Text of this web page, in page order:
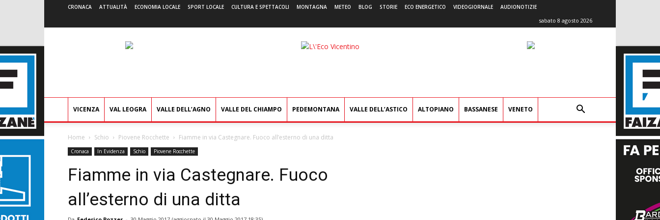
CRONACA ATTUALITÀ ECONOMIA LOCALE SPORT LOCALE CULTURA E SPETTACOLI MONTAGNA METEO BLOG STORIE ECO ENERGETICO VIDEOGIORNALE AUDIONOTIZIE
sabato 8 agosto 2026
L'Eco
VICENZA VAL LEOGRA VALLE DELL’AGNO VALLE DEL CHIAMPO PEDEMONTANA VALLE DELL’ASTICO ALTOPIANO BASSANESE VENETO
Home Schio Piovene Rocchette Fiamme in via Castegnare. Fuoco all’esterno di una ditta
Cronaca In Evidenza Schio Piovene Rocchette
Fiamme in via Castegnare. Fuoco
all’esterno di una ditta